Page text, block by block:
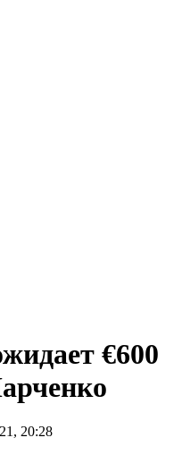
€600
20:28